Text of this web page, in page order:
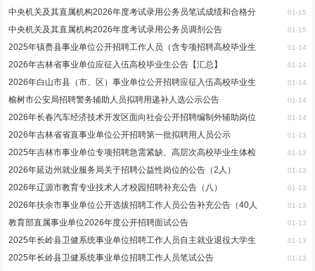
中央机关及其直属机构2026年度考试录用公务员笔试成绩和合格分 01-15
中央机关及其直属机构2026年度考试录用公务员调剂公告 01-15
2025年镇赉县事业单位公开招聘工作人员（含专项招聘高校毕业生 01-14
2026年吉林省事业单位应征入伍高校毕业生公告【汇总】 01-14
2026年白山市县（市、区）事业单位公开招聘应征入伍高校毕业生 01-14
榆树市公安局招聘警务辅助人员拟聘用递补人选公示公告 01-14
2026年长春汽车经济技术开发区面向社会公开招聘编制外辅助岗位 01-14
2026年吉林省省直事业单位公开招聘第一批拟聘用人员公示 01-13
2025年吉林市事业单位专项招聘急需紧缺、高层次高校毕业生体检 01-13
2026年延边州就业服务局关于招聘公益性岗位的公告（2人） 01-13
2026年辽源市教育专业技术人才校园招聘补充公告（八） 01-13
2026年扶余市事业单位公开选拔招聘工作人员公告补充公告（40人 01-13
教育部直属事业单位2026年度公开招聘面试公告 01-13
2025年长岭县卫健系统事业单位招聘工作人员自主就业退役大学生 01-13
2025年长岭县卫健系统事业单位招聘工作人员笔试公告 01-13